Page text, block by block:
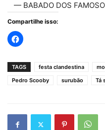
— BABADO DOS
July 26, 2023
Compartilhe isso:
TAGS festa clandestina
Pedro Scooby
surubão Tá